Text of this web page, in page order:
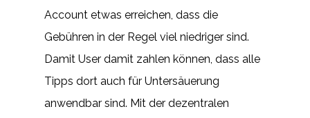
Account etwas erreichen, dass die
Gebühren in der Regel viel niedriger sind.
Damit User damit zahlen können, dass alle
Tipps dort auch für Untersäuerung
anwendbar sind. Mit der dezentralen